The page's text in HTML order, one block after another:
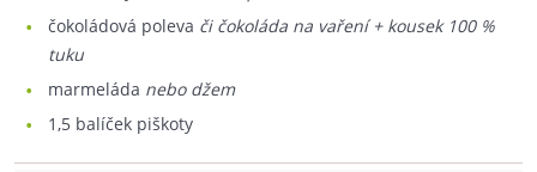
čokoládová poleva či čokoláda na vaření + kousek 100 %
tuku
marmeláda nebo džem
1,5 balíček piškoty